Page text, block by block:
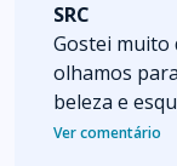
SRC
Gostei muito
olhamos
beleza e
Ver comentário